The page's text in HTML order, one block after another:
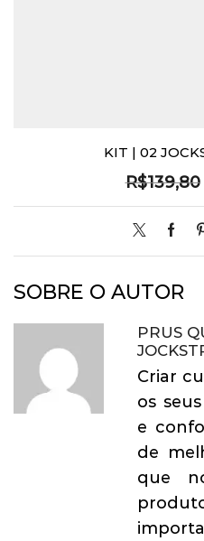
KIT | 02
R$139,80
SOBRE O AUTOR
PRUS
Criar
os
e
de
que